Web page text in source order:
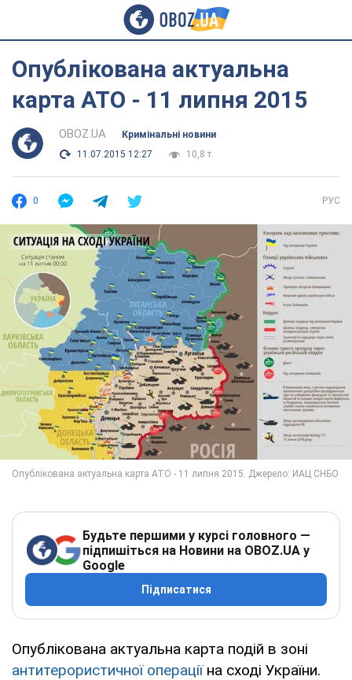
Опублікована актуальна
карта АТО - 11 липня 2015
OBOZ.UA
Кримінальні новини
11.07.2015 12:27
10,8 т.
0 РУС
Будьте першими у курсі головного —
підпишіться на Новини на OBOZ.UA у
Google
Підписатися
Опублікована актуальна карта подій в зоні
антитерористичної операціїна сході України.